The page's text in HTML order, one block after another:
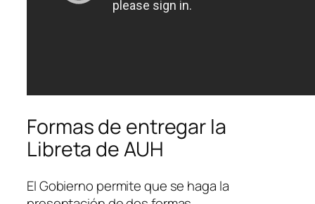
Formas de entregar la
Libreta de AUH
El Gobierno permite que se haga la